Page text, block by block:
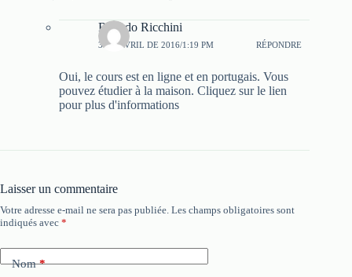
Ricardo Ricchini
3 DE AVRIL DE 2016/1:19 PM RÉPONDRE
Oui, le cours est en ligne et en portugais. Vous
pouvez étudier à la maison. Cliquez sur le lien
pour plus d'informations
Laisser un commentaire
Votre adresse e-mail ne sera pas publiée. Les champs obligatoires sont
indiqués avec *
Nom*